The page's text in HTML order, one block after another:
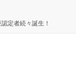
定者続々誕生！